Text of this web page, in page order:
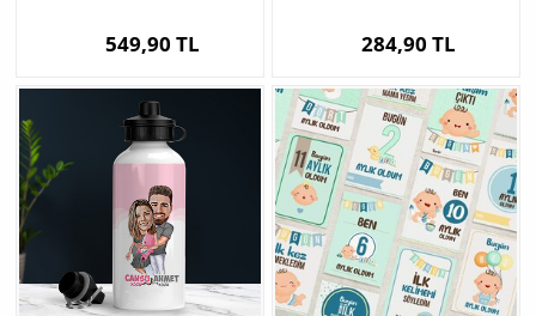
549,90 TL 284,90 TL